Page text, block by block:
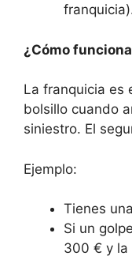
¿Cómo
La franquicia es
bolsillo cuando
siniestro. El
Ejemplo:
Tienes
Si un
300 € y la